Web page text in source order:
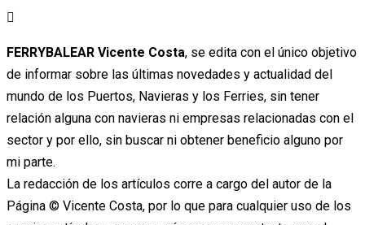
Ir
contenido
FERRYBALEAR Vicente Costa, se edita con el único objetivo
de informar sobre las últimas novedades y actualidad del
mundo de los Puertos, Navieras y los Ferries, sin tener
relación alguna con navieras ni empresas relacionadas con el
sector y por ello, sin buscar ni obtener beneficio alguno por
mi parte.
La redacción de los artículos corre a cargo del autor de la
Página © Vicente Costa, por lo que para cualquier uso de los